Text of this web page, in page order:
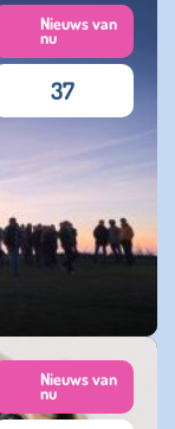
Nieuws van
nu
37
Nieuws van
nu